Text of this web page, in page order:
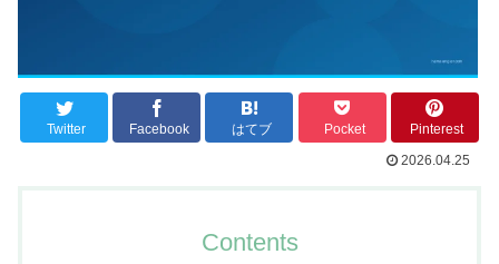
Twitter Facebook はてブ Pocket
Pinterest
2026.04.25
Contents